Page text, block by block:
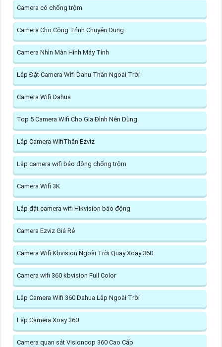
Camera có chống trộm
Camera Cho Công Trình Chuyên Dụng
Camera Nhìn Màn Hình Máy Tính
Lắp Đặt Camera Wifi Dahu Thân Ngoài Trời
Camera Wifi Dahua
Top 5 Camera Wifi Cho Gia Đình Nên Dùng
Lắp Camera WifiThân Ezviz
Lắp camera wifi báo động chống trộm
Camera Wifi 3K
Lắp đặt camera wifi Hikvision báo động
Camera Ezviz Giá Rẻ
Camera Wifi Kbvision Ngoài Trời Quay Xoay 360
Camera wifi 360 kbvision Full Color
Lắp Camera Wifi 360 Dahua Lắp Ngoài Trời
Lắp Camera Xoay 360
Camera quan sát Visioncop 360 Cao Cấp